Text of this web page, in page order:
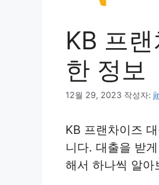
KB 프
한 정보
12월 29, 2023 작성자:
KB 프랜차이즈
니다. 대출을 받
해서 하나씩 알아